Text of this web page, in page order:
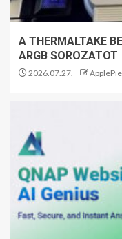
A THERMALTAKE
ARGB SOROZATOT
2026.07.27. ApplePie